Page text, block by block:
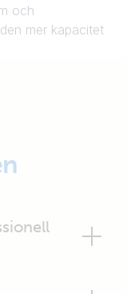
och
mer kapacitet